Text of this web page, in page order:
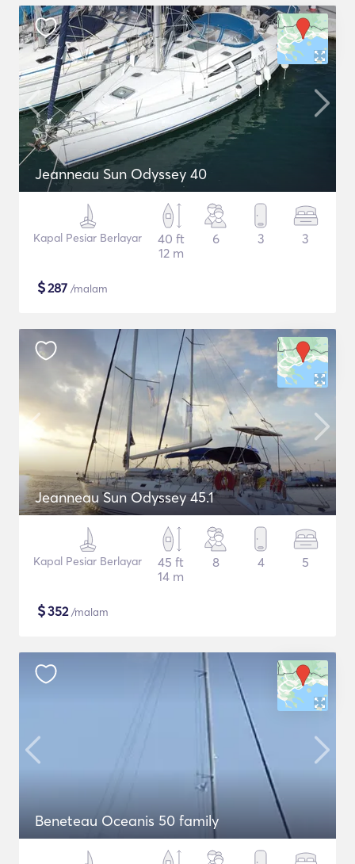
Jeanneau Sun Odyssey 40
Kapal Pesiar Berlayar
40 ft
12 m
6 3 3
$287 /malam
Jeanneau Sun Odyssey 45.1
Kapal Pesiar Berlayar
45 ft
14 m
8 4 5
$352/malam
Beneteau Oceanis 50 family